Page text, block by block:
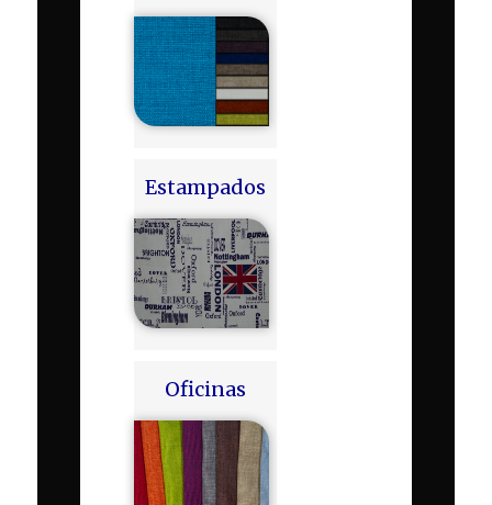
Estampados
Oficinas